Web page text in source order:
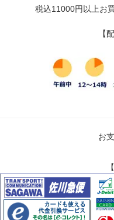
税込11000円以上お
【
お